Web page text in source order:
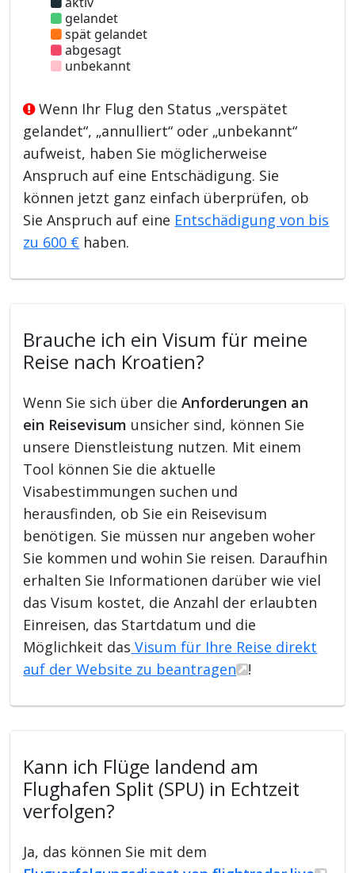
gelandet
spät gelandet
abgesagt
unbekannt
Wenn Ihr Flug den Status „verspätet
gelandet“, „annulliert“ oder „unbekannt“
aufweist, haben Sie möglicherweise
Anspruch auf eine Entschädigung. Sie
können jetzt ganz einfach überprüfen, ob
Sie Anspruch auf eine Entschädigung von bis
zu 600 € haben.
Brauche ich ein Visum für meine
Reise nach Kroatien?
Wenn Sie sich über dieAnforderungen an
ein Reisevisum unsicher sind, können Sie
unsere Dienstleistung nutzen. Mit einem
Tool können Sie die aktuelle
Visabestimmungen suchen und
herausfinden, ob Sie ein Reisevisum
benötigen. Sie müssen nur angeben woher
Sie kommen und wohin Sie reisen. Daraufhin
erhalten Sie Informationen darüber wie viel
das Visum kostet, die Anzahl der erlaubten
Einreisen, das Startdatum und die
Möglichkeit das Visum für Ihre Reise direkt
auf der Website zu beantragen
!
Kann ich Flüge landend am
Flughafen Split (SPU) in Echtzeit
verfolgen?
Ja, das können Sie mit dem